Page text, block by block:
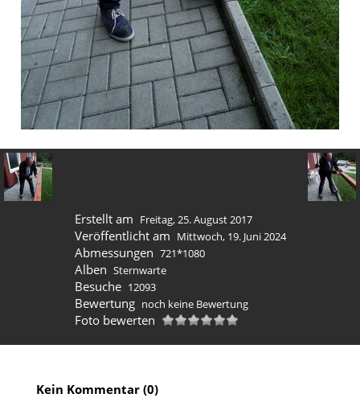
Erstellt am Freitag, 25. August 2017
Veröffentlicht am Mittwoch, 19. Juni 2024
Abmessungen 721*1080
Alben Sternwarte
Besuche 12093
Bewertung noch keine Bewertung
Foto bewerten
Kein Kommentar (0)